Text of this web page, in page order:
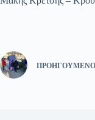
ΠΡΟΗΓΟΎΜΕΝΟ